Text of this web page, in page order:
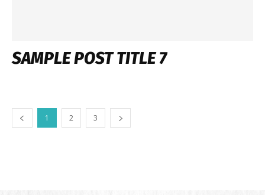
SAMPLE POST TITLE 7
1 2 3